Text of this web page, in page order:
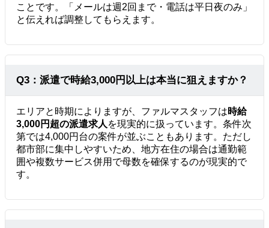
ことです。「メールは週2回まで・電話は平日夜のみ」
と伝えれば調整してもらえます。
Q3：派遣で時給3,000円以上は本当に狙えますか？
エリアと時期によりますが、ファルマスタッフは時給
3,000円超の派遣求人 を現実的に扱っています。条件次
第では4,000円台の案件が並ぶこともあります。ただし
都市部に集中しやすいため、地方在住の場合は通勤範
囲や複数サービス併用で母数を確保するのが現実的で
す。